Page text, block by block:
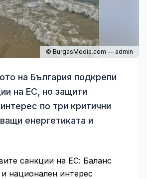
© BurgasMedia.com — admin
на България подкрепи
на ЕС, но защити
по три критични
енергетиката и
санкции на ЕС: Баланс
национален интерес